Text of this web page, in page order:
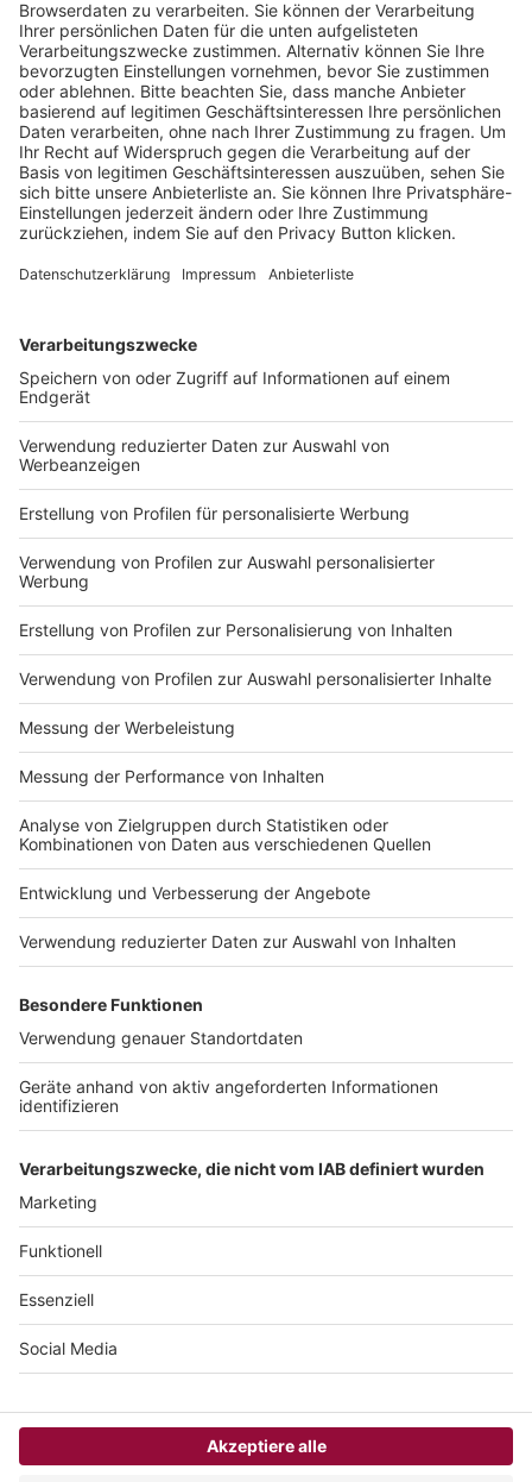
Auf Social Media teilen
USE CASE: SCHWEIZER GEN
OME CENTER WIRD SCHNEL
LER
KONTAKT UND IMPRESSUM
AGB
DATENSCHUTZ
MEDIADATEN BRIEFING (PDF)
MEDIADATEN PRINT (PDF)
MEDIADATEN NEWS-WEBSITE (PDF)
ALLE COMPUTERWORLD BRIEFINGS
STELLENMARKT
COOKIE-MANAGER
Computerworld Newsletter
JETZT ABONNIEREN
männliche Form genannt, stets sind aber die weibliche und andere Formen
gleichermaßen mitgemeint.